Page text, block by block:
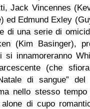
Jack Vincennes
ed Edmund Exley
di una serie di
(Kim Basinger),
si innamoreranno
(che
di sangue” del
nello stesso tempo
di cupo